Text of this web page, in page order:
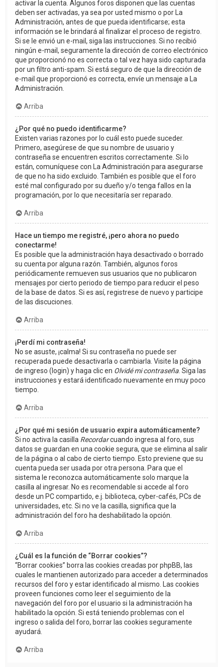
activar la cuenta. Algunos foros disponen que las cuentas
deben ser activadas, ya sea por usted mismo o por La
Administración, antes de que pueda identificarse; esta
información se le brindará al finalizar el proceso de registro.
Si se le envió un e-mail, siga las instrucciones. Si no recibió
ningún e-mail, seguramente la dirección de correo electrónico
que proporcionó no es correcta o tal vez haya sido capturada
por un filtro anti-spam. Si está seguro de que la dirección de
e-mail que proporcionó es correcta, envíe un mensaje a La
Administración.
Arriba
¿Por qué no puedo identificarme?
Existen varias razones por lo cuál esto puede suceder.
Primero, asegúrese de que su nombre de usuario y
contraseña se encuentren escritos correctamente. Si lo
están, comuníquese con La Administración para asegurarse
de que no ha sido excluido. También es posible que el foro
esté mal configurado por su dueño y/o tenga fallos en la
programación, por lo que necesitaría ser reparado.
Arriba
Hace un tiempo me registré, ¡pero ahora no puedo
conectarme!
Es posible que la administración haya desactivado o borrado
su cuenta por alguna razón. También, algunos foros
periódicamente remueven sus usuarios que no publicaron
mensajes por cierto periodo de tiempo para reducir el peso
de la base de datos. Si es así, registrese de nuevo y participe
de las discuciones.
Arriba
¡Perdí mi contraseña!
No se asuste, ¡calma! Si su contraseña no puede ser
recuperada puede desactivarla o cambiarla. Visite la página
de ingreso (login) y haga clic en Olvidé mi contraseña . Siga las
instrucciones y estará identificado nuevamente en muy poco
tiempo.
Arriba
¿Por qué mi sesión de usuario expira automáticamente?
Si no activa la casilla Recordarcuando ingresa al foro, sus
datos se guardan en una cookie segura, que se elimina al salir
de la página o al cabo de cierto tiempo. Esto previene que su
cuenta pueda ser usada por otra persona. Para que el
sistema le reconozca automáticamente solo marque la
casilla al ingresar. No es recomendable si accede al foro
desde un PC compartido, e.j. biblioteca, cyber-cafés, PCs de
universidades, etc. Si no ve la casilla, significa que la
administración del foro ha deshabilitado la opción.
Arriba
¿Cuál es la función de “Borrar cookies”?
“Borrar cookies” borra las cookies creadas por phpBB, las
cuales le mantienen autorizado para acceder a determinados
recursos del foro y estar identificado al mismo. Las cookies
proveen funciones como leer el seguimiento de la
navegación del foro por el usuario si la administración ha
habilitado la opción. Si está teniendo problemas con el
ingreso o salida del foro, borrar las cookies seguramente
ayudará.
Arriba